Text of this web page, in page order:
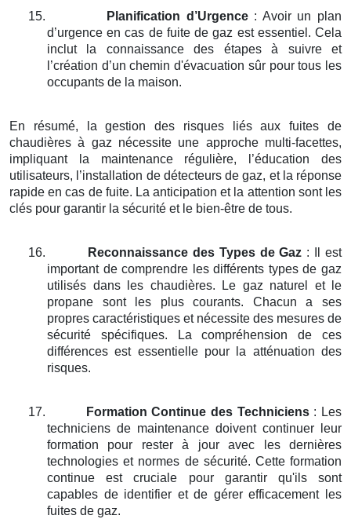
15. Planification d’Urgence: Avoir un plan
d’urgence en cas de fuite de gaz est essentiel. Cela
inclut la connaissance des étapes à suivre et
l’création d’un chemin d'évacuation sûr pour tous les
occupants de la maison.
En résumé, la gestion des risques liés aux fuites de
chaudières à gaz nécessite une approche multi-facettes,
impliquant la maintenance régulière, l’éducation des
utilisateurs, l’installation de détecteurs de gaz, et la réponse
rapide en cas de fuite. La anticipation et la attention sont les
clés pour garantir la sécurité et le bien-être de tous.
16. Reconnaissance des Types de Gaz : Il est
important de comprendre les différents types de gaz
utilisés dans les chaudières. Le gaz naturel et le
propane sont les plus courants. Chacun a ses
propres caractéristiques et nécessite des mesures de
sécurité spécifiques. La compréhension de ces
différences est essentielle pour la atténuation des
risques.
17. Formation Continue des Techniciens: Les
techniciens de maintenance doivent continuer leur
formation pour rester à jour avec les dernières
technologies et normes de sécurité. Cette formation
continue est cruciale pour garantir qu'ils sont
capables de identifier et de gérer efficacement les
fuites de gaz.